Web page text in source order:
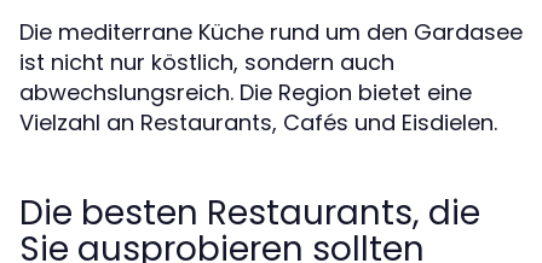
Die mediterrane Küche rund um den Gardasee
ist nicht nur köstlich, sondern auch
abwechslungsreich. Die Region bietet eine
Vielzahl an Restaurants, Cafés und Eisdielen.
Die besten Restaurants, die
Sie ausprobieren sollten